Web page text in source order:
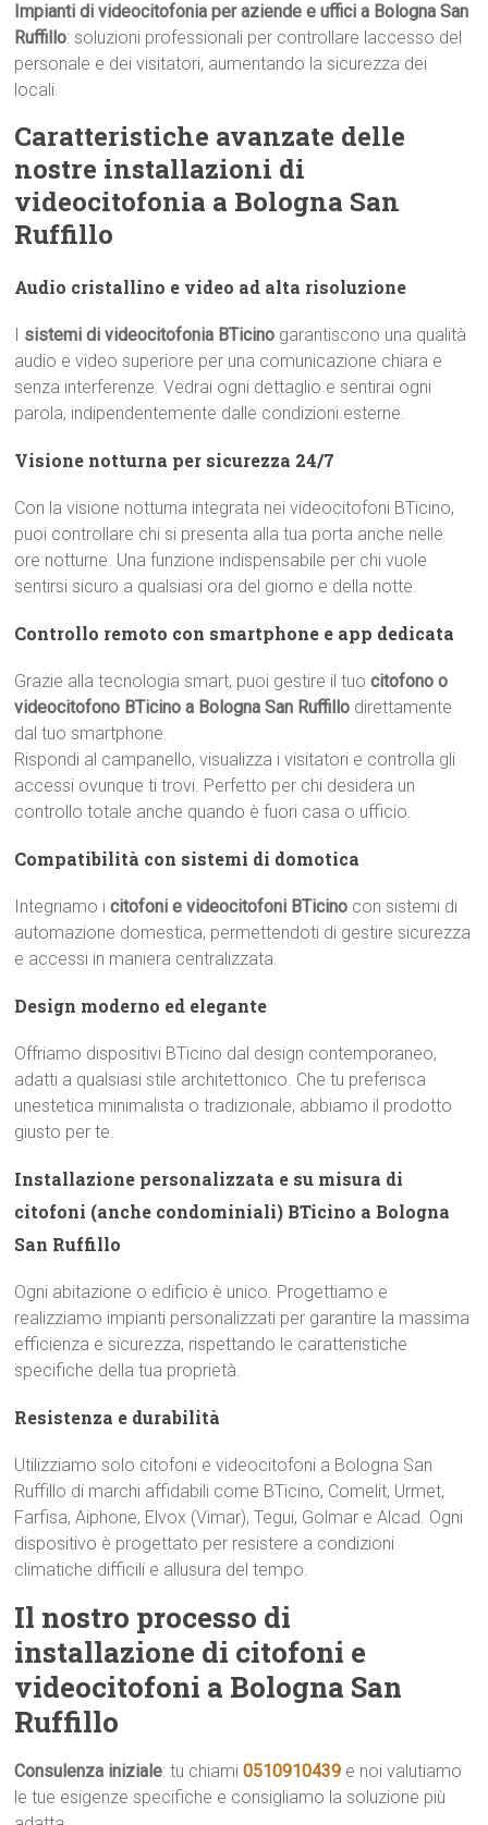
Impianti di videocitofonia per aziende e uffici a Bologna San
Ruffillo: soluzioni professionali per controllare laccesso del
personale e dei visitatori, aumentando la sicurezza dei
locali.
Caratteristiche avanzate delle
nostre installazioni di
videocitofonia a Bologna San
Ruffillo
Audio cristallino e video ad alta risoluzione
I sistemi di videocitofonia BTicino garantiscono una qualità
audio e video superiore per una comunicazione chiara e
senza interferenze. Vedrai ogni dettaglio e sentirai ogni
parola, indipendentemente dalle condizioni esterne.
Visione notturna per sicurezza 24/7
Con la visione notturna integrata nei videocitofoni BTicino,
puoi controllare chi si presenta alla tua porta anche nelle
ore notturne. Una funzione indispensabile per chi vuole
sentirsi sicuro a qualsiasi ora del giorno e della notte.
Controllo remoto con smartphone e app dedicata
Grazie alla tecnologia smart, puoi gestire il tuocitofono o
videocitofono BTicino a Bologna San Ruffillo direttamente
dal tuo smartphone.
Rispondi al campanello, visualizza i visitatori e controlla gli
accessi ovunque ti trovi. Perfetto per chi desidera un
controllo totale anche quando è fuori casa o ufficio.
Compatibilità con sistemi di domotica
Integriamo icitofoni e videocitofoni BTicino con sistemi di
automazione domestica, permettendoti di gestire sicurezza
e accessi in maniera centralizzata.
Design moderno ed elegante
Offriamo dispositivi BTicino dal design contemporaneo,
adatti a qualsiasi stile architettonico. Che tu preferisca
unestetica minimalista o tradizionale, abbiamo il prodotto
giusto per te.
Installazione personalizzata e su misura di
citofoni (anche condominiali) BTicino a Bologna
San Ruffillo
Ogni abitazione o edificio è unico. Progettiamo e
realizziamo impianti personalizzati per garantire la massima
efficienza e sicurezza, rispettando le caratteristiche
specifiche della tua proprietà.
Resistenza e durabilità
Utilizziamo solo citofoni e videocitofoni a Bologna San
Ruffillo di marchi affidabili come BTicino, Comelit, Urmet,
Farfisa, Aiphone, Elvox (Vimar), Tegui, Golmar e Alcad. Ogni
dispositivo è progettato per resistere a condizioni
climatiche difficili e allusura del tempo.
Il nostro processo di
installazione di citofoni e
videocitofoni a Bologna San
Ruffillo
Consulenza iniziale: tu chiami0510910439 e noi valutiamo
le tue esigenze specifiche e consigliamo la soluzione più